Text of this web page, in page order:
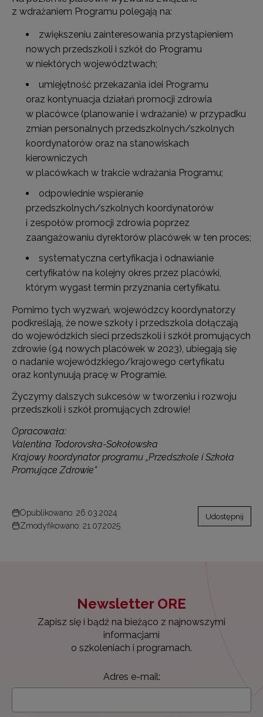
z wdrażaniem Programu polegają na:
zwiększeniu zainteresowania przystąpieniem
nowych przedszkoli i szkół do Programu
w niektórych województwach;
umiejętność przekazania idei Programu
oraz kontynuacja działań promocji zdrowia
w placówce (planowanie i wdrażanie) w przypadku
zmian personalnych przedszkolnych/szkolnych
koordynatorów oraz na stanowiskach
kierowniczych
w placówkach w trakcie wdrażania Programu;
odpowiednie wspieranie
przedszkolnych/szkolnych koordynatorów
i zespołów promocji zdrowia poprzez
zaangażowaniu dyrektorów placówek w ten proces;
systematyczna certyfikacja i odnawianie
certyfikatów na kolejny okres przez placówki,
którym wygasł termin przyznania certyfikatu.
Pomimo tych wyzwań, wojewódzcy koordynatorzy
podkreślają, że nowe szkoły i przedszkola dołączają
do wojewódzkich sieci przedszkoli i szkół promujących
zdrowie (94 nowych placówek w 2023), ubiegają się
o nadanie wojewódzkiego/krajowego certyfikatu
oraz kontynuują pracę w Programie.
Życzymy dalszych sukcesów w tworzeniu i rozwoju
przedszkoli i szkół promujących zdrowie!
Opracowała:
Valentina Todorovska-Sokołowska
Krajowy koordynator programu „Przedszkole i Szkoła
Promujące Zdrowie”
Opublikowano: 26.03.2024
Zmodyfikowano: 21.07.2025
Udostępnij
Newsletter ORE
Zapisz się i bądź na bieżąco z najnowszymi
informacjami
o szkoleniach i programach.
Adres e-mail: